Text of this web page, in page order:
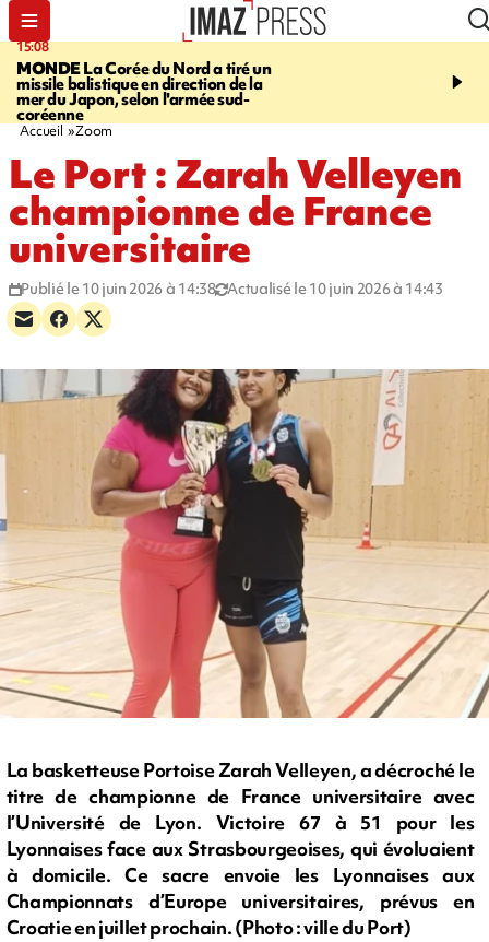
15:08
MONDELa Corée du Nord a tiré un
missile balistique en direction de la
mer du Japon, selon l'armée sud-
coréenne
17:24
est rouvert à la
Accueil Zoom
Le Port : Zarah Velleyen
championne de France
universitaire
Publié le 10 juin 2026 à 14:38 Actualisé le 10 juin 2026 à 14:43
La basketteuse Portoise Zarah Velleyen, a décroché le
titre de championne de France universitaire avec
l’Université de Lyon. Victoire 67 à 51 pour les
Lyonnaises face aux Strasbourgeoises, qui évoluaient
à domicile. Ce sacre envoie les Lyonnaises aux
Championnats d’Europe universitaires, prévus en
Croatie en juillet prochain. (Photo : ville du Port)